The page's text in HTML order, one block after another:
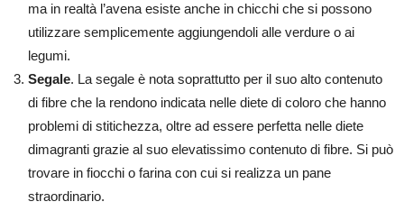
ma in realtà l’avena esiste anche in chicchi che si possono
utilizzare semplicemente aggiungendoli alle verdure o ai
legumi.
Segale. La segale è nota soprattutto per il suo alto contenuto
di fibre che la rendono indicata nelle diete di coloro che hanno
problemi di stitichezza, oltre ad essere perfetta nelle diete
dimagranti grazie al suo elevatissimo contenuto di fibre. Si può
trovare in fiocchi o farina con cui si realizza un pane
straordinario.